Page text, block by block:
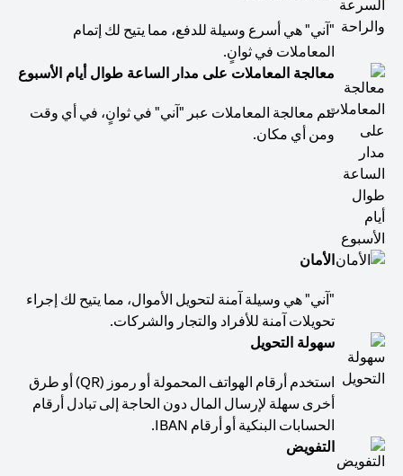
"آني" هي أسرع وسيلة للدفع، مما يتيح لك إتمام
المعاملات في ثوانٍ.
معالجة المعاملات على مدار الساعة طوال أيام الأسبوع
تتم معالجة المعاملات عبر "آني" في ثوانٍ، في أي وقت
ومن أي مكان.
الأمان
"آني" هي وسيلة آمنة لتحويل الأموال، مما يتيح لك إجراء
تحويلات آمنة للأفراد والتجار والشركات.
سهولة التحويل
استخدم أرقام الهواتف المحمولة أو رموز (QR) أو طرق
أخرى سهلة لإرسال المال دون الحاجة إلى تبادل أرقام
الحسابات البنكية أو أرقام IBAN.
التفويض